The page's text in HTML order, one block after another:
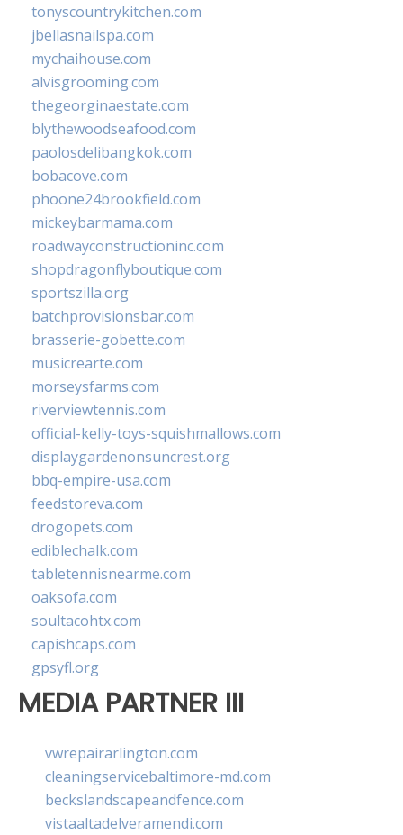
tonyscountrykitchen.com
jbellasnailspa.com
mychaihouse.com
alvisgrooming.com
thegeorginaestate.com
blythewoodseafood.com
paolosdelibangkok.com
bobacove.com
phoone24brookfield.com
mickeybarmama.com
roadwayconstructioninc.com
shopdragonflyboutique.com
sportszilla.org
batchprovisionsbar.com
brasserie-gobette.com
musicrearte.com
morseysfarms.com
riverviewtennis.com
official-kelly-toys-squishmallows.com
displaygardenonsuncrest.org
bbq-empire-usa.com
feedstoreva.com
drogopets.com
ediblechalk.com
tabletennisnearme.com
oaksofa.com
soultacohtx.com
capishcaps.com
gpsyfl.org
MEDIA PARTNER III
vwrepairarlington.com
cleaningservicebaltimore-md.com
beckslandscapeandfence.com
vistaaltadelveramendi.com